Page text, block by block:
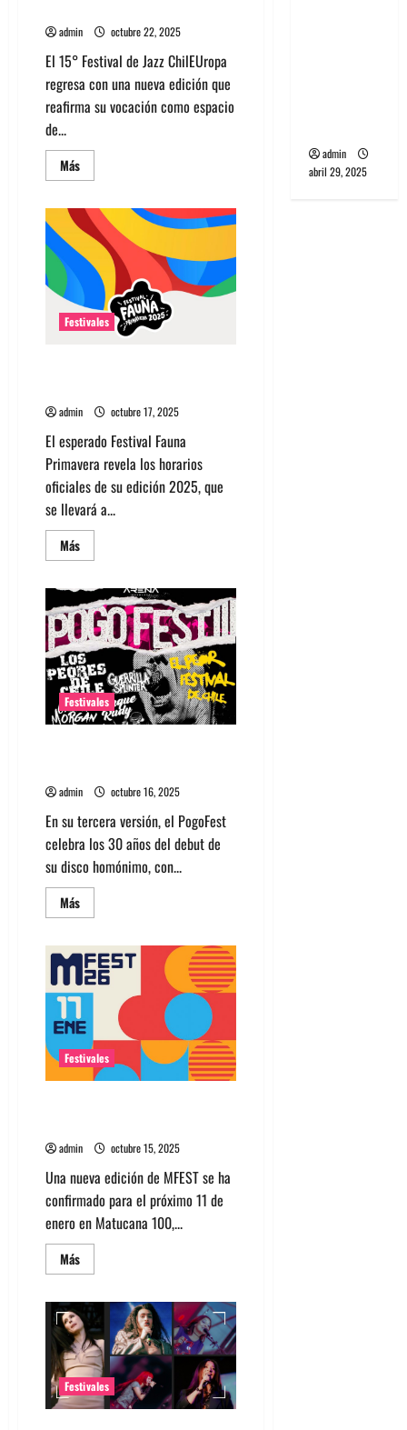
admin octubre 22, 2025
El 15° Festival de Jazz ChilEUropa
regresa con una nueva edición que
reafirma su vocación como espacio
de...
MásLeer
más
Jazz
gratis:
Festival
ChilEUropa
2025
celebra
su
15a
edición
Festivales
admin octubre 17, 2025
El esperado Festival Fauna
Primavera revela los horarios
oficiales de su edición 2025, que
se llevará a...
MásLeer
más
Conoce
los
horarios
del
Fauna
Primavera
2025
Festivales
admin octubre 16, 2025
En su tercera versión, el PogoFest
celebra los 30 años del debut de
su disco homónimo, con...
MásLeer
más
PogoFest
2025:
Los
Peores
de
Chile
conmemoran
a
lo
grande
Festivales
admin octubre 15, 2025
Una nueva edición de MFEST se ha
confirmado para el próximo 11 de
enero en Matucana 100,...
MásLeer
más
MFest
regresa
en
enero
con
Rubio,
Ela
Minus
y
Festivales
admin
abril 29, 2025